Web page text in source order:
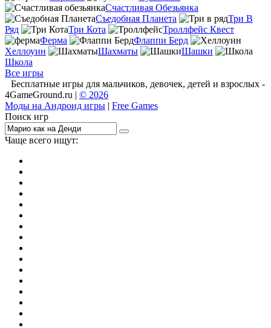
Счастливая Обезьянка
Съедобная Планета
Три В
Ряд
Три Кота
Троллфейс Квест
Ферма
Флаппи Берд
Хеллоуин
Шахматы
Шашки
Школа
Все игры
Бесплатные игры для мальчиков, девочек, детей и взрослых -
4GameGround.ru | © 2026
Моды на Андроид игры | Free Games
Поиск игр
Чаще всего ищут: